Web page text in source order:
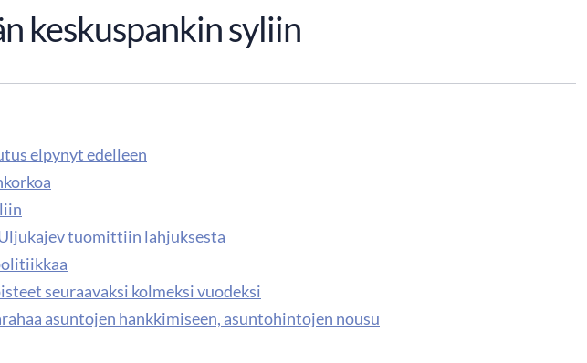
keskuspankin syliin
elpynyt edelleen
tuomittiin lahjuksesta
seuraavaksi kolmeksi vuodeksi
asuntojen hankkimiseen, asuntohintojen nousu